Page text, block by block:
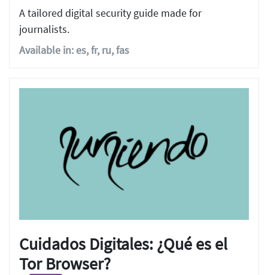
A tailored digital security guide made for
journalists.
Available in: es, fr, ru, fas
Cuidados Digitales: ¿Qué es el
Tor Browser?